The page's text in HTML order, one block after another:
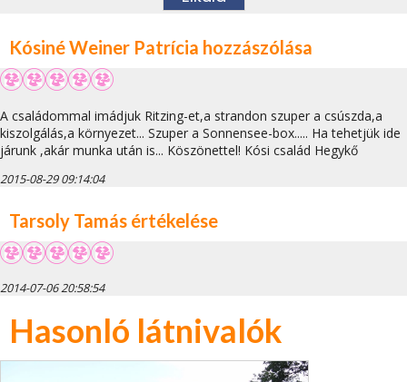
Kósiné Weiner Patrícia hozzászólása
A családommal imádjuk Ritzing-et,a strandon szuper a csúszda,a
kiszolgálás,a környezet... Szuper a Sonnensee-box..... Ha tehetjük ide
járunk ,akár munka után is... Köszönettel! Kósi család Hegykő
2015-08-29 09:14:04
Tarsoly Tamás értékelése
2014-07-06 20:58:54
Hasonló látnivalók